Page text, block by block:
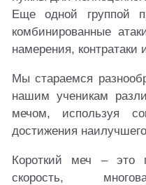
Еще одной группой
комбинированные
намерения, контратаки
Мы стараемся
нашим ученикам
мечом, используя
достижения
Короткий меч – это
скорость,